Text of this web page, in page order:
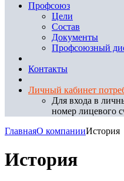
Профсоюз
Цели
Состав
Документы
Профсоюзный
Контакты
Личный кабинет
Для входа в
номер лицевого
ГлавнаяО компанииИстория
История